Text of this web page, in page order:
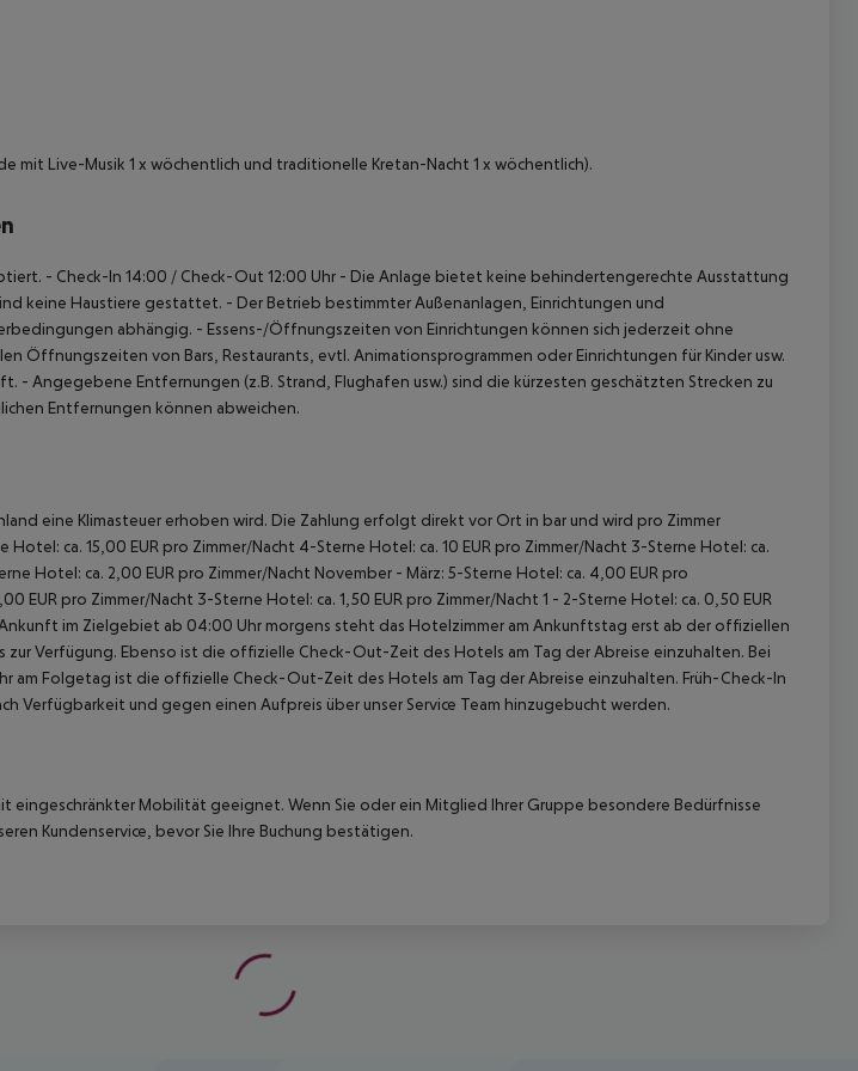
mit Live-Musik 1 x wöchentlich und traditionelle Kretan-Nacht 1 x wöchentlich).
- Check-In 14:00 / Check-Out 12:00 Uhr - Die Anlage bietet keine behindertengerechte Ausstattung
keine Haustiere gestattet. - Der Betrieb bestimmter Außenanlagen, Einrichtungen und
abhängig. - Essens-/Öffnungszeiten von Einrichtungen können sich jederzeit ohne
Öffnungszeiten von Bars, Restaurants, evtl. Animationsprogrammen oder Einrichtungen für Kinder usw.
- Angegebene Entfernungen (z.B. Strand, Flughafen usw.) sind die kürzesten geschätzten Strecken zu
Entfernungen können abweichen.
eine Klimasteuer erhoben wird. Die Zahlung erfolgt direkt vor Ort in bar und wird pro Zimmer
ca. 15,00 EUR pro Zimmer/Nacht 4-Sterne Hotel: ca. 10 EUR pro Zimmer/Nacht 3-Sterne Hotel: ca.
Hotel: ca. 2,00 EUR pro Zimmer/Nacht November - März: 5-Sterne Hotel: ca. 4,00 EUR pro
EUR pro Zimmer/Nacht 3-Sterne Hotel: ca. 1,50 EUR pro Zimmer/Nacht 1 - 2-Sterne Hotel: ca. 0,50 EUR
im Zielgebiet ab 04:00 Uhr morgens steht das Hotelzimmer am Ankunftstag erst ab der offiziellen
Verfügung. Ebenso ist die offizielle Check-Out-Zeit des Hotels am Tag der Abreise einzuhalten. Bei
am Folgetag ist die offizielle Check-Out-Zeit des Hotels am Tag der Abreise einzuhalten. Früh-Check-In
Verfügbarkeit und gegen einen Aufpreis über unser Service Team hinzugebucht werden.
eingeschränkter Mobilität geeignet. Wenn Sie oder ein Mitglied Ihrer Gruppe besondere Bedürfnisse
Kundenservice, bevor Sie Ihre Buchung bestätigen.